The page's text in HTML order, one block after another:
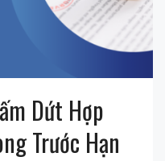
Dứt Hợp
Trước Hạn